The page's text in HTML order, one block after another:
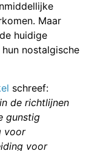
voor
over de
geleerd over
om niets
van
zij het een
genoeg zijn
de